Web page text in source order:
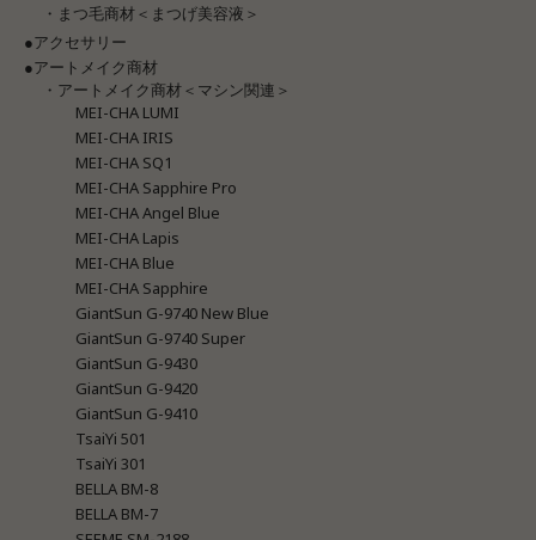
・まつ毛商材＜まつげ美容液＞
●アクセサリー
●アートメイク商材
・アートメイク商材＜マシン関連＞
MEI-CHA LUMI
MEI-CHA IRIS
MEI-CHA SQ1
MEI-CHA Sapphire Pro
MEI-CHA Angel Blue
MEI-CHA Lapis
MEI-CHA Blue
MEI-CHA Sapphire
GiantSun G-9740 New Blue
GiantSun G-9740 Super
GiantSun G-9430
GiantSun G-9420
GiantSun G-9410
TsaiYi 501
TsaiYi 301
BELLA BM-8
BELLA BM-7